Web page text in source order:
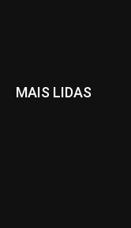
MAIS LIDAS